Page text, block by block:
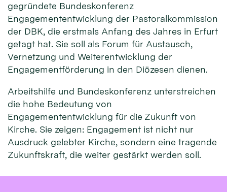
gegründete Bundeskonferenz
Engagemententwicklung der Pastoralkommission
der DBK, die erstmals Anfang des Jahres in Erfurt
getagt hat. Sie soll als Forum für Austausch,
Vernetzung und Weiterentwicklung der
Engagementförderung in den Diözesen dienen.
Arbeitshilfe und Bundeskonferenz unterstreichen
die hohe Bedeutung von
Engagemententwicklung für die Zukunft von
Kirche. Sie zeigen: Engagement ist nicht nur
Ausdruck gelebter Kirche, sondern eine tragende
Zukunftskraft, die weiter gestärkt werden soll.